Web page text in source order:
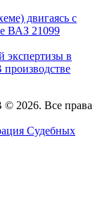
двигаясь с
ВАЗ 21099
экспертизы в
производстве
Все права
Судебных